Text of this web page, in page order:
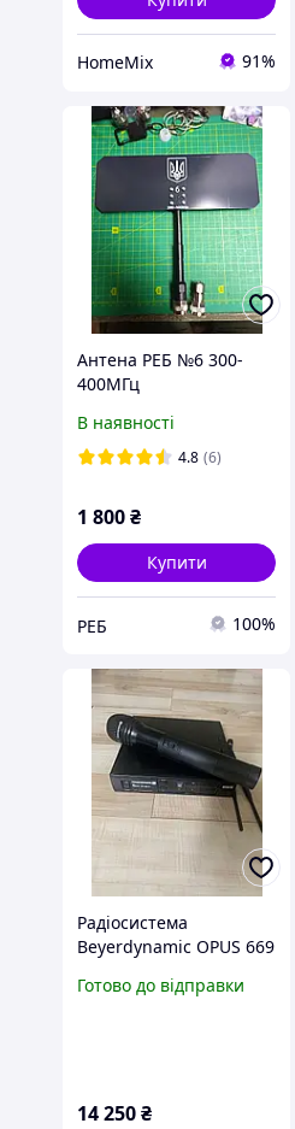
HomeMix 91%
Антена РЕБ №6 300-
400МГц
В наявності
4.8 (6)
1 800₴
Купити
РЕБ 100%
Радіосистема
Beyerdynamic OPUS 669
Готово до відправки
14 250₴